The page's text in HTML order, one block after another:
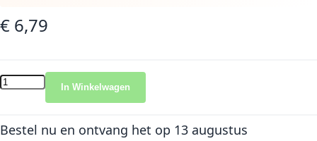
€ 6,79
In Winkelwagen
Bestel nu en ontvang het op 13 augustus